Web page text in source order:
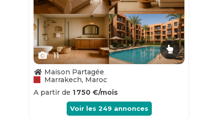
11
Maison Partagée
Marrakech, Maroc
A partir de 1 750 €/mois
Voir les 249 annonces